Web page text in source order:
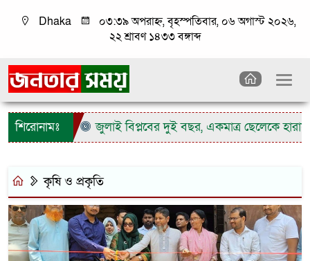
Dhaka
০৩:৩৯ অপরাহ্ন, বৃহস্পতিবার, ০৬ অগাস্ট ২০২৬,
২২ শ্রাবণ ১৪৩৩ বঙ্গাব্দ
শিরোনামঃ জুলাই বিপ্লবের দুই বছর, একমাত্র ছেলেকে
কৃষি ও প্রকৃতি